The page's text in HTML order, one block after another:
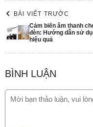
BÀI VIẾT TRƯỚC
Cảm biến âm thanh
đèn: Hướng dẫn sử
hiệu quả
BÌNH LUẬN